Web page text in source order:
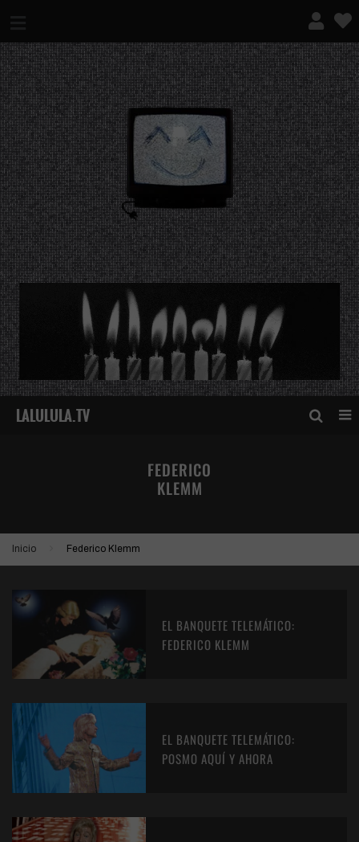
¿QUÉ ES ESTO?
FEDERICO
KLEMM
Inicio Federico Klemm
EL BANQUETE TELEMÁTICO:
FEDERICO KLEMM
EL BANQUETE TELEMÁTICO:
POSMO AQUÍ Y AHORA